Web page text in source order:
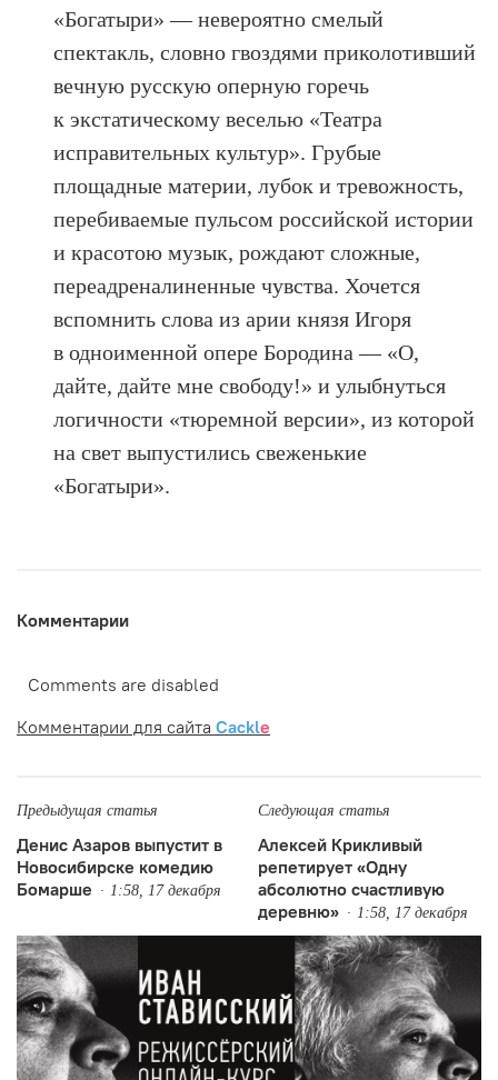
«Богатыри» — невероятно смелый
спектакль, словно гвоздями приколотивший
вечную русскую оперную горечь
к экстатическому веселью «Театра
исправительных культур». Грубые
площадные материи, лубок и тревожность,
перебиваемые пульсом российской истории
и красотою музык, рождают сложные,
переадреналиненные чувства. Хочется
вспомнить слова из арии князя Игоря
в одноименной опере Бородина — «О,
дайте, дайте мне свободу!» и улыбнуться
логичности «тюремной версии», из которой
на свет выпустились свеженькие
«Богатыри».
Комментарии
Comments are disabled
Комментарии для сайта Cackle
Предыдущая статья
Денис Азаров выпустит в
Новосибирске комедию
Бомарше
1:58, 17 декабря
Следующая статья
Алексей Крикливый
репетирует «Одну
абсолютно счастливую
деревню»
1:58, 17 декабря